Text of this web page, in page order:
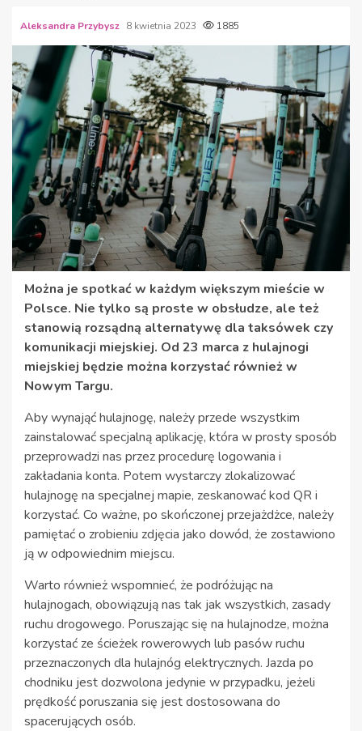
Aleksandra Przybysz 8 kwietnia 2023 1885
Można je spotkać w każdym większym mieście w
Polsce. Nie tylko są proste w obsłudze, ale też
stanowią rozsądną alternatywę dla taksówek czy
komunikacji miejskiej. Od 23 marca z hulajnogi
miejskiej będzie można korzystać również w
Nowym Targu.
Aby wynająć hulajnogę, należy przede wszystkim
zainstalować specjalną aplikację, która w prosty sposób
przeprowadzi nas przez procedurę logowania i
zakładania konta. Potem wystarczy zlokalizować
hulajnogę na specjalnej mapie, zeskanować kod QR i
korzystać. Co ważne, po skończonej przejażdżce, należy
pamiętać o zrobieniu zdjęcia jako dowód, że zostawiono
ją w odpowiednim miejscu.
Warto również wspomnieć, że podróżując na
hulajnogach, obowiązują nas tak jak wszystkich, zasady
ruchu drogowego. Poruszając się na hulajnodze, można
korzystać ze ścieżek rowerowych lub pasów ruchu
przeznaczonych dla hulajnóg elektrycznych. Jazda po
chodniku jest dozwolona jedynie w przypadku, jeżeli
prędkość poruszania się jest dostosowana do
spacerujących osób.